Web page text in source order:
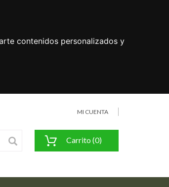
contenidos personalizados y
MI CUENTA
Carrito (0)